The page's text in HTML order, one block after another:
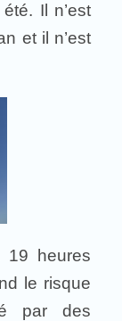
Il n’est
et il n’est
heures
le risque
par des